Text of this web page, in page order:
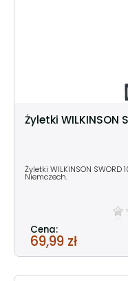
Żyletki WILKINSON
Żyletki WILKINSON
Niemczech.
Cena:
69,99 zł